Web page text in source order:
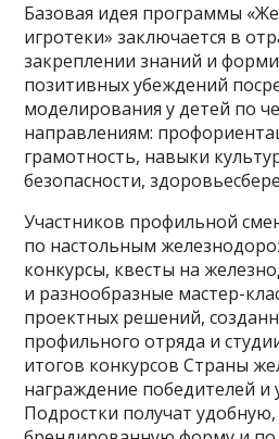
Базовая идея программы
игротеки» заключается в
закреплении знаний и
позитивных убеждений
моделирования у детей по
направлениям:
грамотность, навыки
безопасности,
Участников профильной
по настольным
конкурсы, квесты на
и разнообразные мастер-
проектных решений,
профильного отряда и
итогов конкурсов Страны
награждение победителей и
Подростки получат